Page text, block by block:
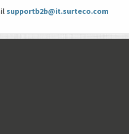
supportb2b@it.surteco.com